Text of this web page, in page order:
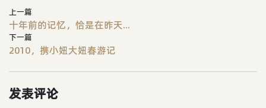
上一篇
十年前的记忆，恰是在昨天...
下一篇
2010，携小妞大妞春游记
发表评论